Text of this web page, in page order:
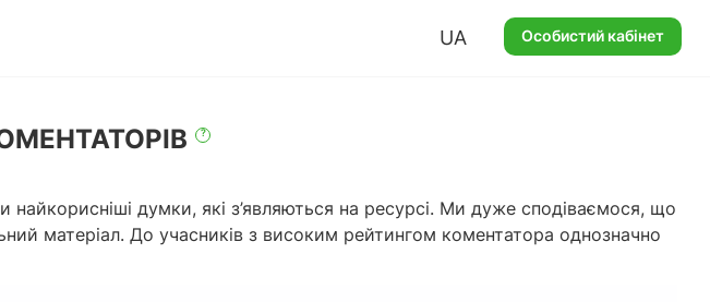
UA Особистий кабінет
?
думки, які з’являються на ресурсі. Ми дуже сподіваємося, що
матеріал. До учасників з високим рейтингом коментатора однозначно